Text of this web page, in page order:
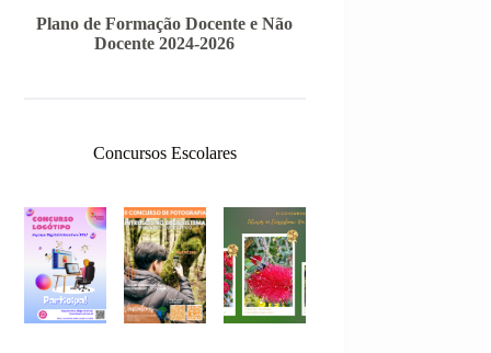
Plano de Formação Docente e Não
Docente 2024-2026
Concursos Escolares